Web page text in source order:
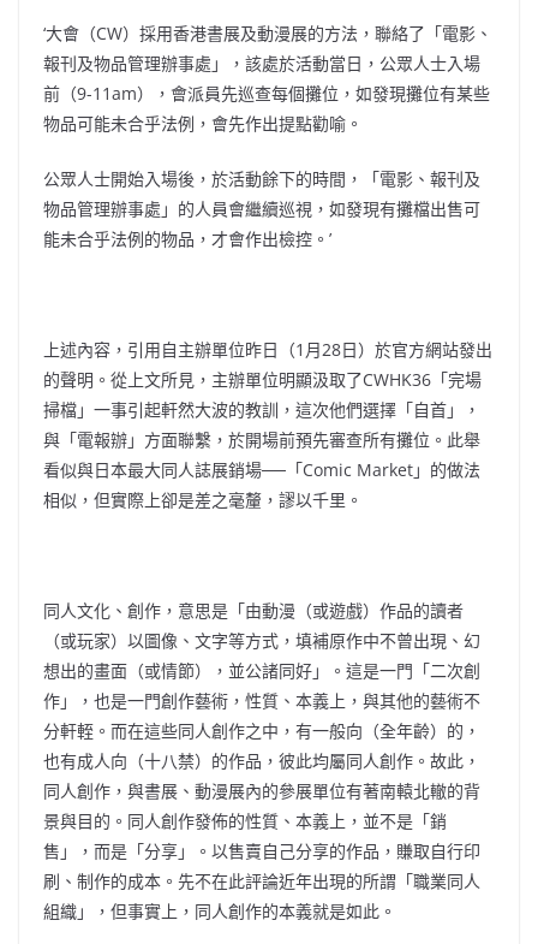
‘大會（CW）採用香港書展及動漫展的方法，聯絡了「電影、
報刊及物品管理辦事處」，該處於活動當日，公眾人士入場
前（9-11am），會派員先巡查每個攤位，如發現攤位有某些
物品可能未合乎法例，會先作出提點勸喻。
公眾人士開始入場後，於活動餘下的時間，「電影、報刊及
物品管理辦事處」的人員會繼續巡視，如發現有攤檔出售可
能未合乎法例的物品，才會作出檢控。’
上述內容，引用自主辦單位昨日（1月28日）於官方網站發出
的聲明。從上文所見，主辦單位明顯汲取了CWHK36「完場
掃檔」一事引起軒然大波的教訓，這次他們選擇「自首」，
與「電報辦」方面聯繫，於開場前預先審查所有攤位。此舉
看似與日本最大同人誌展銷場──「Comic Market」的做法
相似，但實際上卻是差之毫釐，謬以千里。
同人文化、創作，意思是「由動漫（或遊戲）作品的讀者
（或玩家）以圖像、文字等方式，填補原作中不曾出現、幻
想出的畫面（或情節），並公諸同好」。這是一門「二次創
作」，也是一門創作藝術，性質、本義上，與其他的藝術不
分軒輊。而在這些同人創作之中，有一般向（全年齡）的，
也有成人向（十八禁）的作品，彼此均屬同人創作。故此，
同人創作，與書展、動漫展內的參展單位有著南轅北轍的背
景與目的。同人創作發佈的性質、本義上，並不是「銷
售」，而是「分享」。以售賣自己分享的作品，賺取自行印
刷、制作的成本。先不在此評論近年出現的所謂「職業同人
組織」，但事實上，同人創作的本義就是如此。